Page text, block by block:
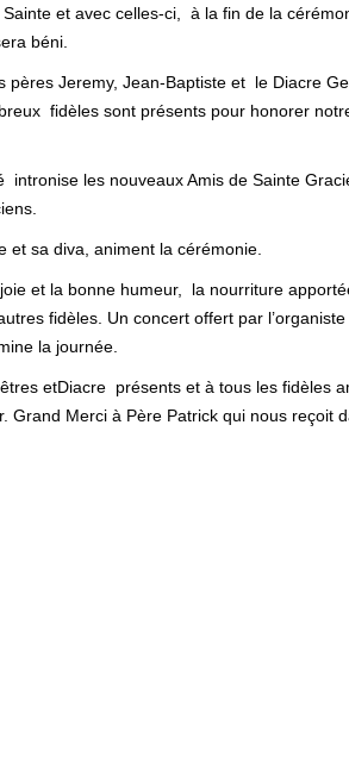
et avec celles-ci, à la fin de la
béni.
pères Jeremy, Jean-Baptiste et le Diacre
fidèles sont présents pour honorer
intronise les nouveaux Amis de Sainte
et sa diva, animent la cérémonie.
et la bonne humeur, la nourriture
fidèles. Un concert offert par
la journée.
etDiacre présents et à tous les fidèles
Grand Merci à Père Patrick qui nous reçoit